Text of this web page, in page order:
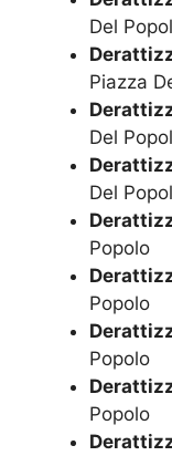
Del
Piazza
Del
Del
Popolo
Popolo
Popolo
Popolo